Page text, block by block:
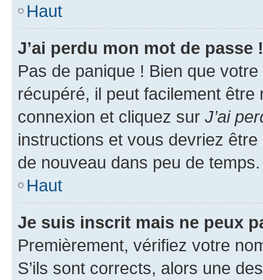
Haut
J’ai perdu mon mot de passe !
Pas de panique ! Bien que
récupéré, il peut facilement
connexion et cliquez sur J’ai
instructions et vous devriez
de nouveau dans peu de temps.
Haut
Je suis inscrit mais ne peux
Premièrement, vérifiez votre
S’ils sont corrects, alors une